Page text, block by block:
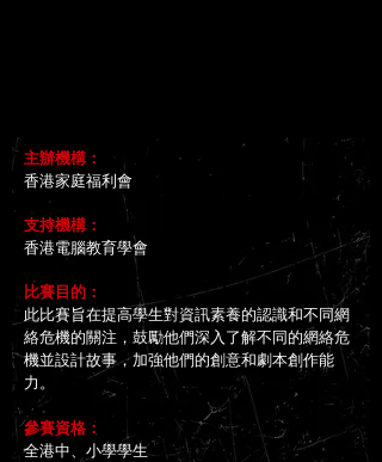
主辦機構：
香港家庭福利會
支持機構：
香港電腦教育學會
比賽目的：
此比賽旨在提高學生對資訊素養的認識和不同網
絡危機的關注，鼓勵他們深入了解不同的網絡危
機並設計故事，加強他們的創意和劇本創作能
力。
參賽資格：
全港中、小學學生